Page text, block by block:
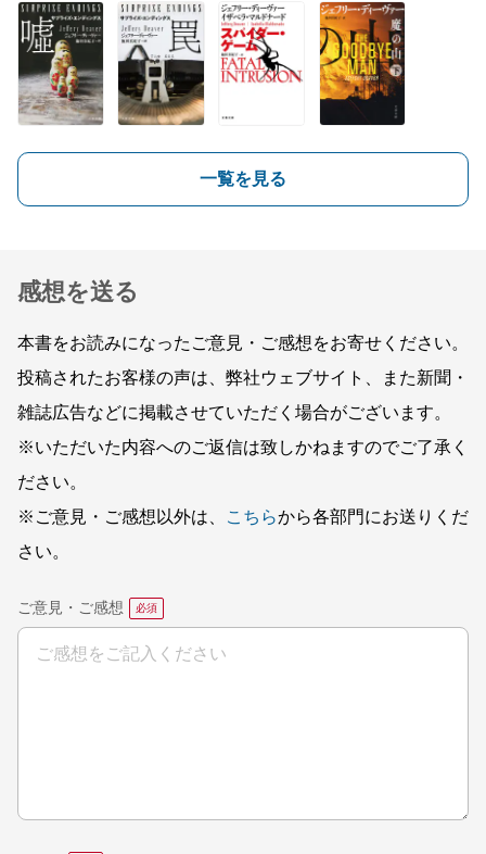
一覧を見る
感想を送る
本書をお読みになったご意見・ご感想をお寄せください。
投稿されたお客様の声は、弊社ウェブサイト、また新聞・
雑誌広告などに掲載させていただく場合がございます。
※いただいた内容へのご返信は致しかねますのでご了承く
ださい。
※ご意見・ご感想以外は、
こちらから各部門にお送りくだ
さい。
ご意見・ご感想